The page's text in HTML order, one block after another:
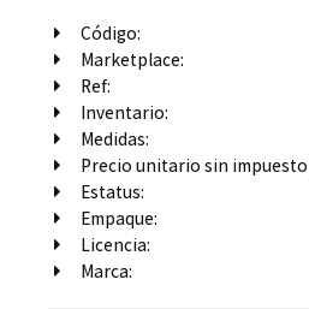
Código:
Marketplace:
Ref:
Inventario:
Medidas:
Precio unitario sin impuesto
Estatus:
Empaque:
Licencia:
Marca: